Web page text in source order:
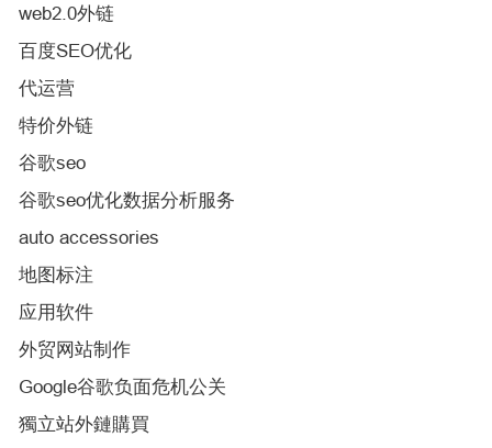
web2.0外链
百度SEO优化
代运营
特价外链
谷歌seo
谷歌seo优化数据分析服务
auto accessories
地图标注
应用软件
外贸网站制作
Google谷歌负面危机公关
獨立站外鏈購買